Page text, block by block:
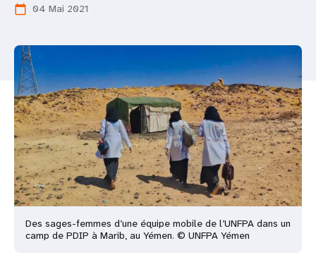
calendar_today 04 Mai 2021
Des sages-femmes d’une équipe mobile de l’UNFPA dans un
camp de PDIP à Marib, au Yémen. © UNFPA Yémen